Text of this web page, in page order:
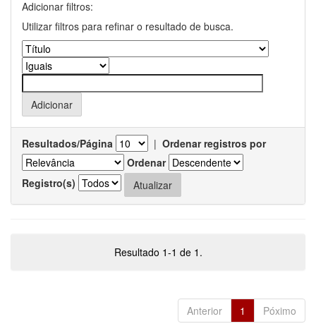
Adicionar filtros:
Utilizar filtros para refinar o resultado de busca.
Resultados/Página | Ordenar registros por
Ordenar
Registro(s)
Resultado 1-1 de 1.
Anterior 1 Póximo